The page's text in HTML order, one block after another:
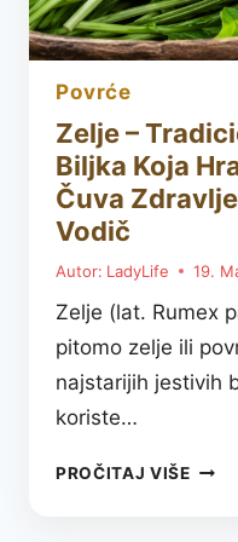
povrće
Zelje –
Biljka Koja
Čuva
Vodič
Autor: LadyLife 19.
Zelje (lat. Rumex
pitomo zelje ili
najstarijih jestivih
koriste…
PROČITAJ VIŠEZELJE